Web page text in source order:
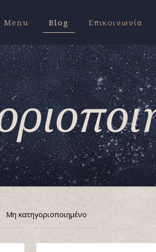
Menu Blog Επικοινωνία
Μη κατηγοριοποιημένο